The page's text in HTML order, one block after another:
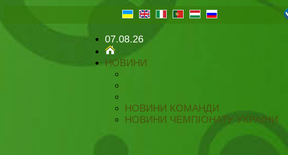
07.08.26
НОВИНИ
НОВИНИ КОМАНДИ
НОВИНИ ЧЕМПІОНАТУ УКРАЇНИ